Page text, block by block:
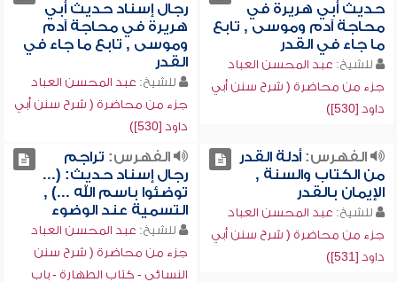
حديث أبي هريرة في
محاجة آدم وموسى , تابع
ما جاء في القدر
للشيخ: عبد المحسن العباد
جزء من محاضرة ( شرح سنن أبي
داود [530])
رجال إسناد حديث أبي
هريرة في محاجة آدم
وموسى , تابع ما جاء في
القدر
للشيخ: عبد المحسن العباد
جزء من محاضرة ( شرح سنن أبي
داود [530])
الفهرس:أدلة القدر
من الكتاب والسنة ,
الإيمان بالقدر
للشيخ: عبد المحسن العباد
جزء من محاضرة ( شرح سنن أبي
داود [531])
الفهرس: تراجم
رجال إسناد حديث: (...
توضئوا باسم الله ...) ,
التسمية عند الوضوء
للشيخ: عبد المحسن العباد
جزء من محاضرة ( شرح سنن
النسائي - كتاب الطهارة - باب